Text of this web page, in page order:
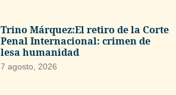
Trino Márquez:El retiro de la Corte
Penal Internacional: crimen de
lesa humanidad
7 agosto, 2026